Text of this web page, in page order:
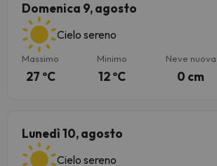
Domenica 9, agosto
Cielo sereno
Massimo
27 ºC
Minimo
12 ºC
Neve nuova
0 cm
Lunedì 10, agosto
Cielo sereno